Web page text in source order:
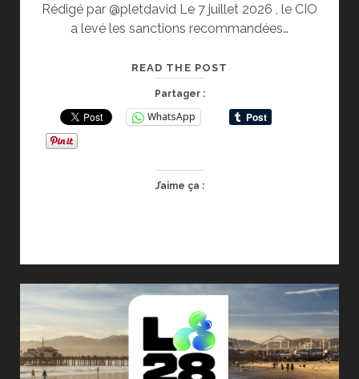
Rédigé par @pletdavid Le 7 juillet 2026 , le CIO
a levé les sanctions recommandées…
READ THE POST
LES
Partager :
WhatsApp
J’aime ça :